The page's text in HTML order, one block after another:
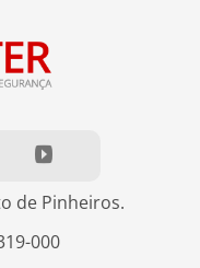
de Pinheiros.
000